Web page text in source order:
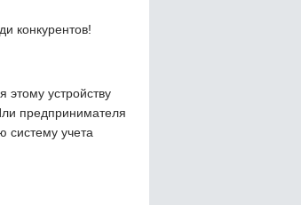
конкурентов!
этому устройству
предпринимателя
систему учета